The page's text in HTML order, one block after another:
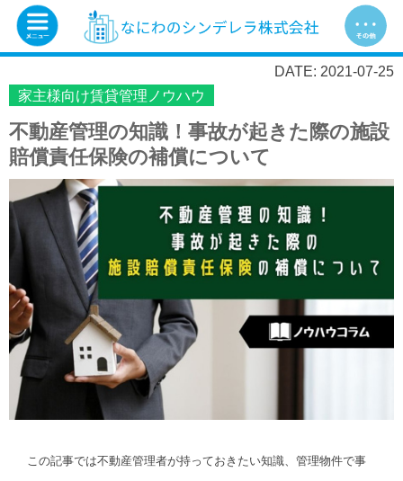
DATE: 2021-07-25
家主様向け賃貸管理ノウハウ
不動産管理の知識！事故が起きた際の施設
賠償責任保険の補償について
この記事では不動産管理者が持っておきたい知識、管理物件で事